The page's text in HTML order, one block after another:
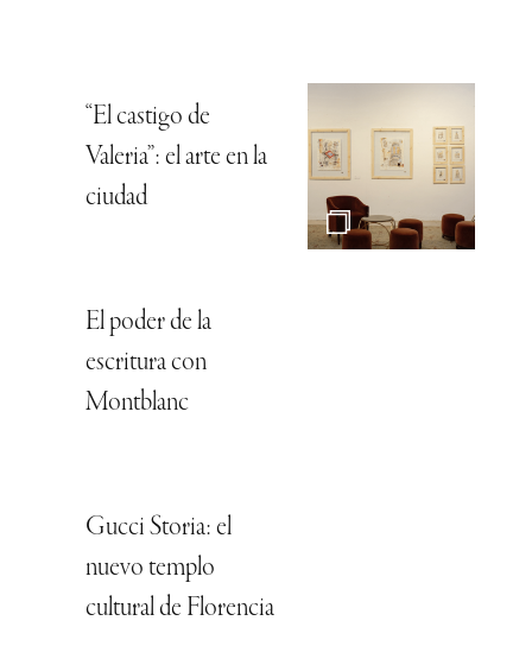
“El castigo de
Valeria”: el arte en la
ciudad
El poder de la
escritura con
Montblanc
Gucci Storia: el
nuevo templo
cultural de Florencia